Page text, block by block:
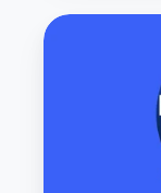
Connaître